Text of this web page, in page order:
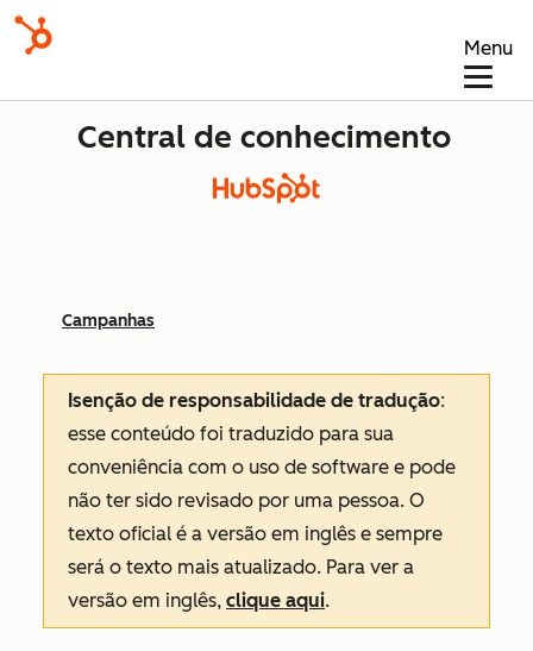
Menu
Central de conhecimento
Campanhas
Isenção de responsabilidade de tradução:
esse conteúdo foi traduzido para sua
conveniência com o uso de software e pode
não ter sido revisado por uma pessoa. O
texto oficial é a versão em inglês e sempre
será o texto mais atualizado. Para ver a
versão em inglês, clique aqui.